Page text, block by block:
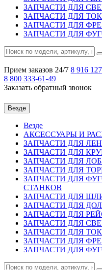
ЗАПЧАСТИ ДЛЯ
ЗАПЧАСТИ ДЛЯ
ЗАПЧАСТИ ДЛЯ
ЗАПЧАСТИ ДЛЯ
Прием заказов 24/7 8 916
8 800 333-61-49
Заказать обратный звонок
Везде
Везде
АКСЕССУАРЫ И
ЗАПЧАСТИ ДЛЯ
ЗАПЧАСТИ ДЛЯ
ЗАПЧАСТИ ДЛЯ
ЗАПЧАСТИ ДЛЯ
ЗАПЧАСТИ ДЛЯ
СТАНКОВ
ЗАПЧАСТИ ДЛЯ
ЗАПЧАСТИ ДЛЯ
ЗАПЧАСТИ ДЛЯ
ЗАПЧАСТИ ДЛЯ
ЗАПЧАСТИ ДЛЯ
ЗАПЧАСТИ ДЛЯ
ЗАПЧАСТИ ДЛЯ